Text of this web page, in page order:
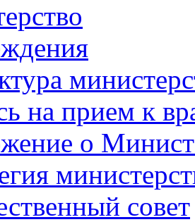
на прием к
о
совет